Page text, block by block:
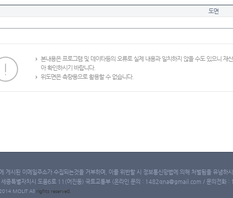
도면
본내용은 프로그램 및 데이타등의 오류로 실제 내용과 일치하지 않을 수도 있으니
아 확인하시기 바랍니다.
위도면은 측량용으로 활용할 수 없습니다.
게시된 이메일주소가 수집되는것을 거부하며, 이를 위반할 시 정보통신망법에 의해 처벌됨을 유념하
종특별자치시 도움6로 11(어진동) 국토교통부 (온라인 문의 : 1482qna@gmail.com / 문의전화
MOLIT All rights reserved.